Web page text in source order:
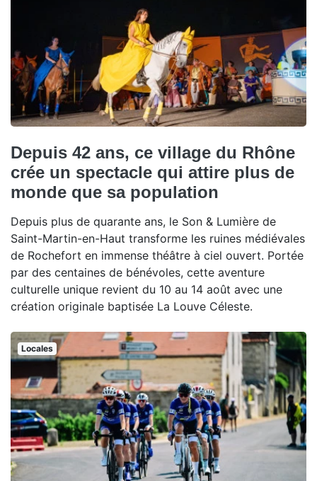
Depuis 42 ans, ce village du Rhône
crée un spectacle qui attire plus de
monde que sa population
Depuis plus de quarante ans, le Son & Lumière de
Saint-Martin-en-Haut transforme les ruines médiévales
de Rochefort en immense théâtre à ciel ouvert. Portée
par des centaines de bénévoles, cette aventure
culturelle unique revient du 10 au 14 août avec une
création originale baptisée La Louve Céleste.
Locales